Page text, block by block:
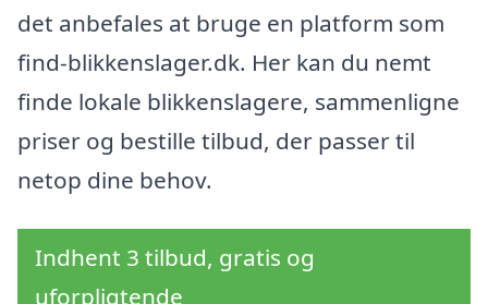
det anbefales at bruge en platform som
find-blikkenslager.dk. Her kan du nemt
finde lokale blikkenslagere, sammenligne
priser og bestille tilbud, der passer til
netop dine behov.
Indhent 3 tilbud, gratis og
uforpligtende